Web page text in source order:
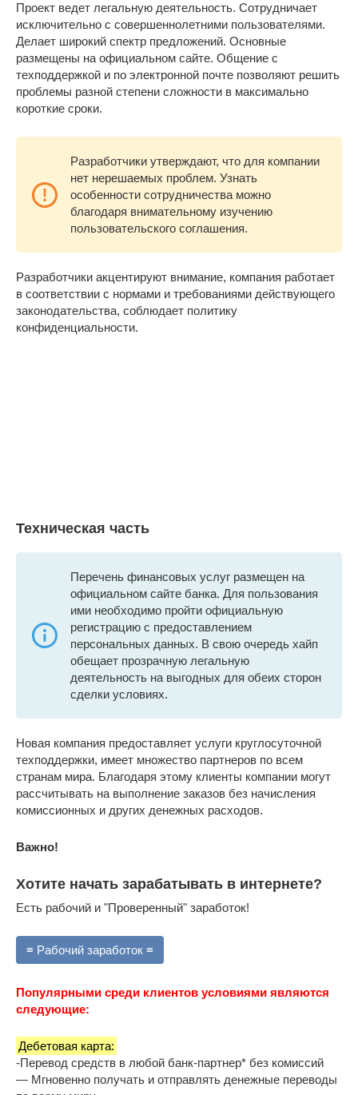
Проект ведет легальную деятельность. Сотрудничает
исключительно с совершеннолетними пользователями.
Делает широкий спектр предложений. Основные
размещены на официальном сайте. Общение с
техподдержкой и по электронной почте позволяют решить
проблемы разной степени сложности в максимально
короткие сроки.
Разработчики утверждают, что для компании
нет нерешаемых проблем. Узнать
особенности сотрудничества можно
благодаря внимательному изучению
пользовательского соглашения.
Разработчики акцентируют внимание, компания работает
в соответствии с нормами и требованиями действующего
законодательства, соблюдает политику
конфиденциальности.
Техническая часть
Перечень финансовых услуг размещен на
официальном сайте банка. Для пользования
ими необходимо пройти официальную
регистрацию с предоставлением
персональных данных. В свою очередь хайп
обещает прозрачную легальную
деятельность на выгодных для обеих сторон
сделки условиях.
Новая компания предоставляет услуги круглосуточной
техподдержки, имеет множество партнеров по всем
странам мира. Благодаря этому клиенты компании могут
рассчитывать на выполнение заказов без начисления
комиссионных и других денежных расходов.
Важно!
Хотите начать зарабатывать в интернете?
Есть рабочий и "Проверенный" заработок!
≡ Рабочий заработок ≡
Популярными среди клиентов условиями являются
следующие:
Дебетовая карта:
-Перевод средств в любой банк-партнер* без комиссий
— Мгновенно получать и отправлять денежные переводы